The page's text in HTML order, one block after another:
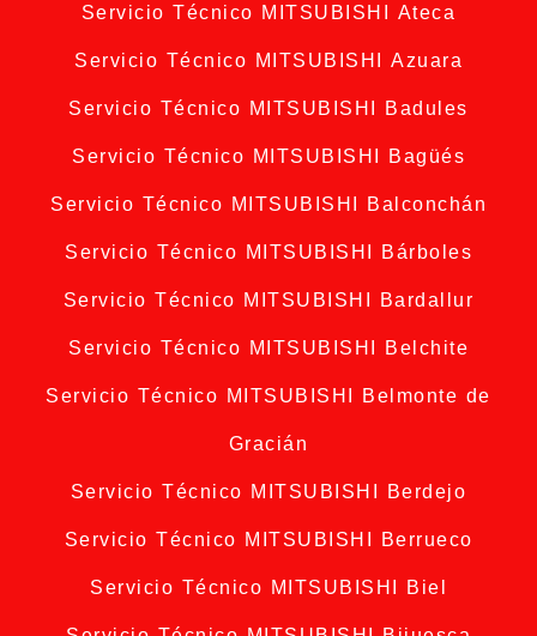
Servicio Técnico MITSUBISHI Ateca
Servicio Técnico MITSUBISHI Azuara
Servicio Técnico MITSUBISHI Badules
Servicio Técnico MITSUBISHI Bagüés
Servicio Técnico MITSUBISHI Balconchán
Servicio Técnico MITSUBISHI Bárboles
Servicio Técnico MITSUBISHI Bardallur
Servicio Técnico MITSUBISHI Belchite
Servicio Técnico MITSUBISHI Belmonte de
Gracián
Servicio Técnico MITSUBISHI Berdejo
Servicio Técnico MITSUBISHI Berrueco
Servicio Técnico MITSUBISHI Biel